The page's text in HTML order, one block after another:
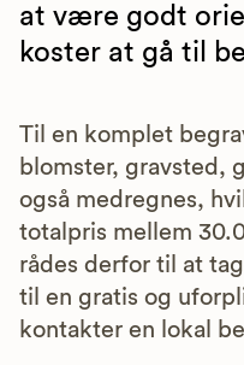
at være godt
koster at gå til
Til en komplet
blomster, gravsted,
også medregnes,
totalpris mellem
rådes derfor til at
til en gratis og
kontakter en lokal